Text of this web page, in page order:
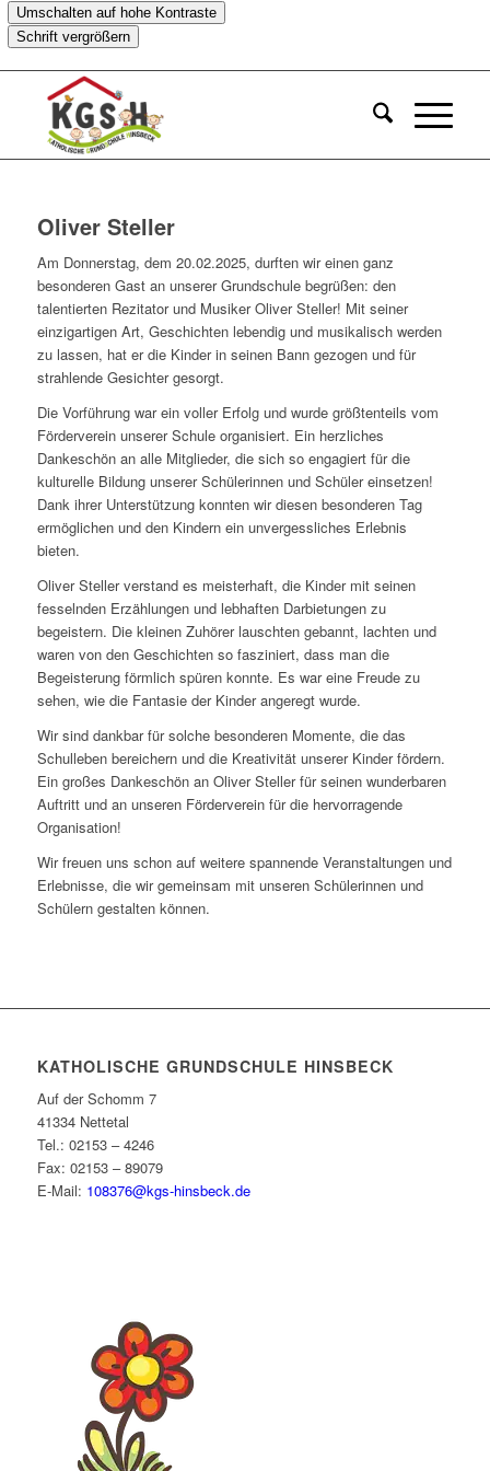
Umschalten auf hohe Kontraste
Schrift vergrößern
Oliver Steller
Am Donnerstag, dem 20.02.2025, durften wir einen ganz
besonderen Gast an unserer Grundschule begrüßen: den
talentierten Rezitator und Musiker Oliver Steller! Mit seiner
einzigartigen Art, Geschichten lebendig und musikalisch werden
zu lassen, hat er die Kinder in seinen Bann gezogen und für
strahlende Gesichter gesorgt.
Die Vorführung war ein voller Erfolg und wurde größtenteils vom
Förderverein unserer Schule organisiert. Ein herzliches
Dankeschön an alle Mitglieder, die sich so engagiert für die
kulturelle Bildung unserer Schülerinnen und Schüler einsetzen!
Dank ihrer Unterstützung konnten wir diesen besonderen Tag
ermöglichen und den Kindern ein unvergessliches Erlebnis
bieten.
Oliver Steller verstand es meisterhaft, die Kinder mit seinen
fesselnden Erzählungen und lebhaften Darbietungen zu
begeistern. Die kleinen Zuhörer lauschten gebannt, lachten und
waren von den Geschichten so fasziniert, dass man die
Begeisterung förmlich spüren konnte. Es war eine Freude zu
sehen, wie die Fantasie der Kinder angeregt wurde.
Wir sind dankbar für solche besonderen Momente, die das
Schulleben bereichern und die Kreativität unserer Kinder fördern.
Ein großes Dankeschön an Oliver Steller für seinen wunderbaren
Auftritt und an unseren Förderverein für die hervorragende
Organisation!
Wir freuen uns schon auf weitere spannende Veranstaltungen und
Erlebnisse, die wir gemeinsam mit unseren Schülerinnen und
Schülern gestalten können.
KATHOLISCHE GRUNDSCHULE HINSBECK
Auf der Schomm 7
41334 Nettetal
Tel.: 02153 – 4246
Fax: 02153 – 89079
E-Mail: 108376@kgs-hinsbeck.de